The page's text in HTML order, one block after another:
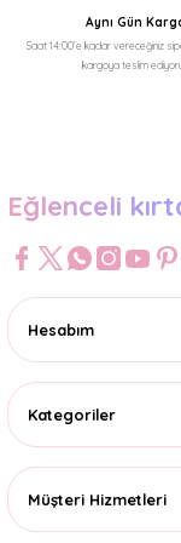
Aynı Gün
Saat 14:00'e kadar vereceğiniz
kargoya teslim
Eğlenceli
Hesabım
Kategoriler
Müşteri Hizmetleri